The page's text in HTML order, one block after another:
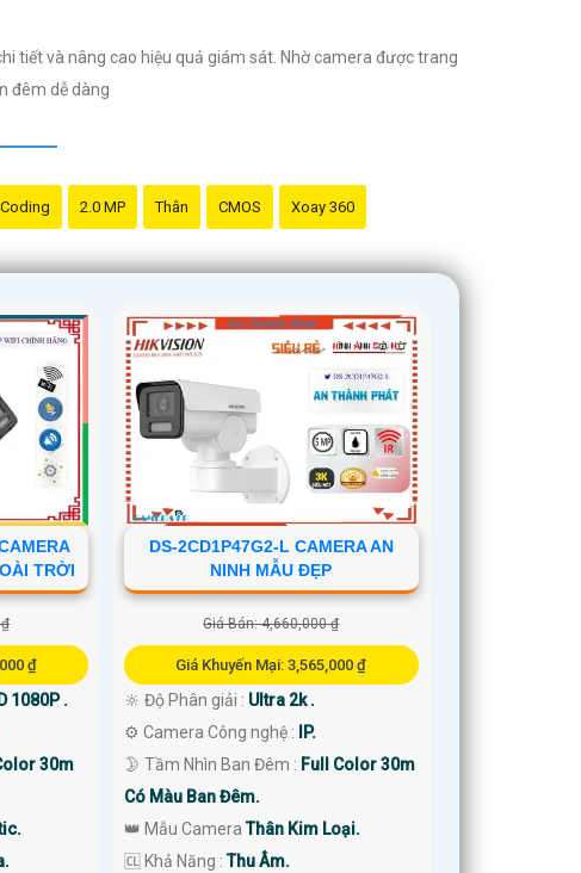
tiết và nâng cao hiệu quả giám sát. Nhờ camera được trang
đêm dễ dàng
2.0 MP Thân CMOS Xoay 360
TRỜI
₫
1080P .
30m
DS-2CD1P47G2-L CAMERA AN
NINH MẪU ĐẸP
Giá Bán: 4,660,000 ₫
Giá Khuyến Mại: 3,565,000 ₫
🔆 Độ Phân giải : Ultra 2k .
⚙ Camera Công nghệ :
IP.
🌛 Tầm Nhìn Ban Đêm : Full Color 30m
Có Màu Ban Đêm.
👑 Mẫu CameraThân Kim Loại.
️🆑 Khả Năng :Thu Âm.